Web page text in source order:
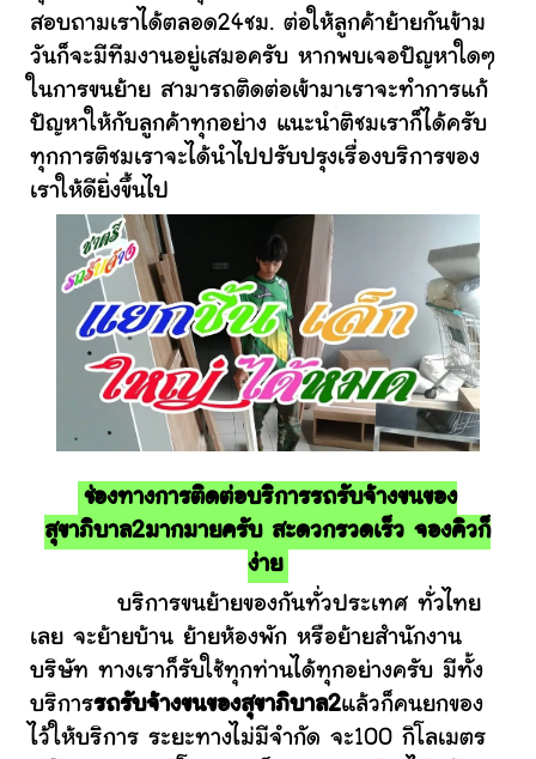
สอบถามเราได้ตลอด24ชม. ต่อให้ลูกค้าย้ายกันข้าม
วันก็จะมีทีมงานอยู่เสมอครับ หากพบเจอปัญหาใดๆ
ในการขนย้าย สามารถติดต่อเข้ามาเราจะทำการแก้
ปัญหาให้กับลูกค้าทุกอย่าง แนะนำติชมเราก็ได้ครับ
ทุกการติชมเราจะได้นำไปปรับปรุงเรื่องบริการของ
เราให้ดียิ่งขึ้นไป
ช่องทางการติดต่อบริการรถรับจ้างขนของ
สุขาภิบาล2มากมายครับ สะดวกรวดเร็ว จองคิวก็
ง่าย
บริการขนย้ายของกันทั่วประเทศ ทั่วไทย
เลย จะย้ายบ้าน ย้ายห้องพัก หรือย้ายสำนักงาน
บริษัท ทางเราก็รับใช้ทุกท่านได้ทุกอย่างครับ มีทั้ง
บริการรถรับจ้างขนของสุขาภิบาล2แล้วก็คนยกของ
ไว้ให้บริการ ระยะทางไม่มีจำกัด จะ100 กิโลเมตร